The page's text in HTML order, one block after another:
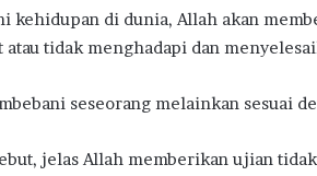
kehidupan di dunia, Allah akan
atau tidak menghadapi dan
seseorang melainkan sesuai
jelas Allah memberikan ujian